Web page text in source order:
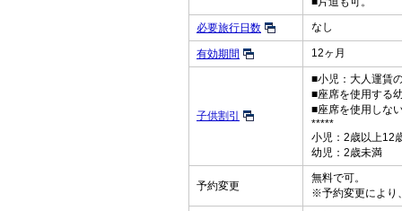
必要旅行日数 なし
有効期間 12ヶ月
子供割引
■小児：大人運賃
■座席を使用する
■座席を使用しな
*****
小児：2歳以上12
幼児：2歳未満
予約変更
無料で可。
※予約変更により